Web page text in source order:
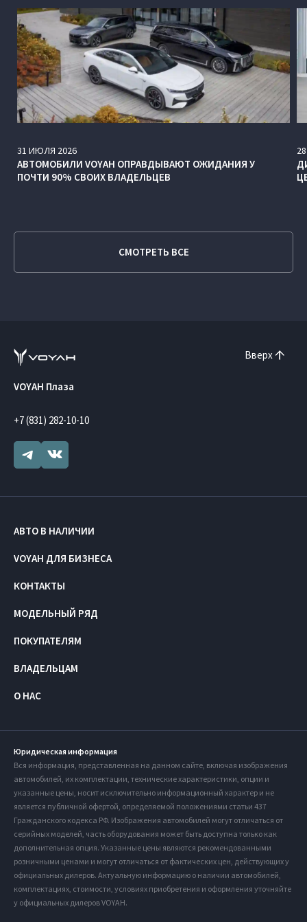
31 ИЮЛЯ 2026
АВТОМОБИЛИ VOYAH ОПРАВДЫВАЮТ ОЖИДАНИЯ У
ПОЧТИ 90% СВОИХ ВЛАДЕЛЬЦЕВ
28
СМОТРЕТЬ ВСЕ
Вверх
VOYAH Плаза
+7 (831) 282-10-10
АВТО В НАЛИЧИИ
VOYAH ДЛЯ БИЗНЕСА
КОНТАКТЫ
МОДЕЛЬНЫЙ РЯД
ПОКУПАТЕЛЯМ
ВЛАДЕЛЬЦАМ
О НАС
Юридическая информация
Вся информация, представленная на данном сайте, включая изображения
автомобилей, их комплектации, технические характеристики, опции и
указанные цены, носит исключительно информационный характер и не
является публичной офертой, определяемой положениями статьи 437
Гражданского кодекса РФ. Изображения автомобилей могут отличаться от
серийных моделей, часть оборудования может быть доступна только как
дополнительная опция. Указанные цены являются рекомендованными
розничными ценами и могут отличаться от фактических цен, действующих у
официальных дилеров. Актуальную информацию о наличии автомобилей,
комплектациях, стоимости, условиях приобретения и оформления уточняйте
у официальных дилеров VOYAH.